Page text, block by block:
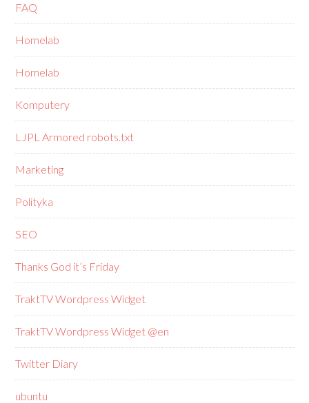
FAQ
Homelab
Homelab
Komputery
LJPL Armored robots.txt
Marketing
Polityka
SEO
Thanks God it’s Friday
TraktTV Wordpress Widget
TraktTV Wordpress Widget @en
Twitter Diary
ubuntu